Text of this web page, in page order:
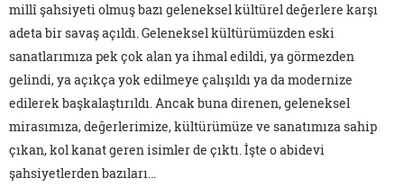
millî şahsiyeti olmuş bazı geleneksel kültürel değerlere karşı
adeta bir savaş açıldı. Geleneksel kültürümüzden eski
sanatlarımıza pek çok alan ya ihmal edildi, ya görmezden
gelindi, ya açıkça yok edilmeye çalışıldı ya da modernize
edilerek başkalaştırıldı. Ancak buna direnen, geleneksel
mirasımıza, değerlerimize, kültürümüze ve sanatımıza sahip
çıkan, kol kanat geren isimler de çıktı. İşte o abidevi
şahsiyetlerden bazıları…